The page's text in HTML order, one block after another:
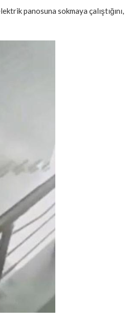
panosuna sokmaya çalıştığını,